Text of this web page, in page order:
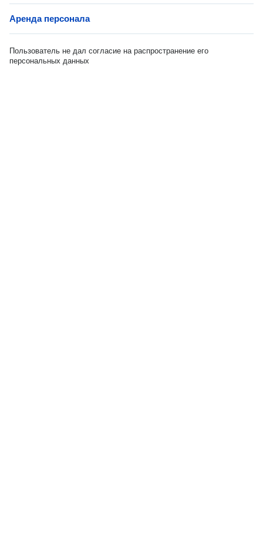
Аренда персонала
Пользователь не дал согласие на распространение его
персональных данных